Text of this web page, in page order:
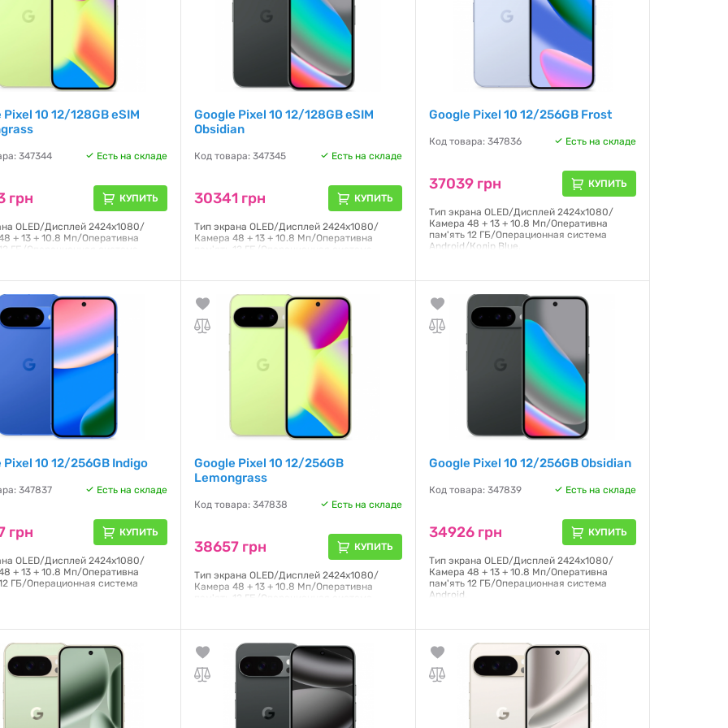
Pixel 10 12/128GB eSIM
347344 Есть на складе
грн КУПИТЬ
OLED/Дисплей 2424x1080/
+ 13 + 10.8 Мп/Оперативна
ГБ/Операционная система
3 месяца
Google Pixel 10 12/128GB eSIM
Obsidian
Код товара: 347345 Есть на складе
30341 грн КУПИТЬ
Тип экрана OLED/Дисплей 2424x1080/
Камера 48 + 13 + 10.8 Мп/Оперативна
пам'ять 12 ГБ/Операционная система
Гарантия:3 месяца
Google Pixel 10 12/256GB Frost
Код товара: 347836 Есть на складе
37039 грн КУПИТЬ
Тип экрана OLED/Дисплей 2424x1080/
Камера 48 + 13 + 10.8 Мп/Оперативна
пам'ять 12 ГБ/Операционная система
Android/Колір Blue.
Pixel 10 12/256GB Indigo
347837 Есть на складе
грн КУПИТЬ
OLED/Дисплей 2424x1080/
+ 13 + 10.8 Мп/Оперативна
ГБ/Операционная система
Google Pixel 10 12/256GB
Lemongrass
Код товара: 347838 Есть на складе
38657 грн КУПИТЬ
Тип экрана OLED/Дисплей 2424x1080/
Камера 48 + 13 + 10.8 Мп/Оперативна
пам'ять 12 ГБ/Операционная система
Гарантия:3 месяца
Google Pixel 10 12/256GB Obsidian
Код товара: 347839 Есть на складе
34926 грн КУПИТЬ
Тип экрана OLED/Дисплей 2424x1080/
Камера 48 + 13 + 10.8 Мп/Оперативна
пам'ять 12 ГБ/Операционная система
Android,